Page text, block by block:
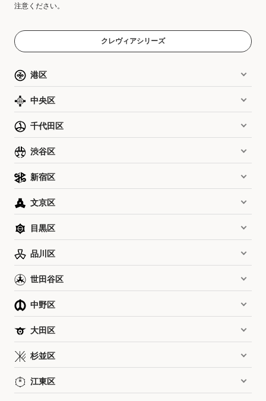
注意ください。
クレヴィアシリーズ
港区
中央区
千代田区
渋谷区
新宿区
文京区
目黒区
品川区
世田谷区
中野区
大田区
杉並区
江東区